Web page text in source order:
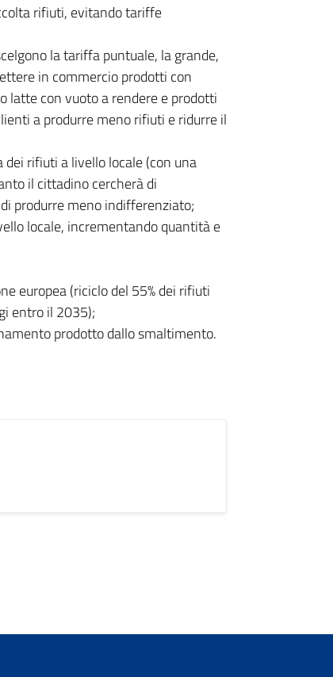
rifiuti, evitando tariffe
la tariffa puntuale, la grande,
in commercio prodotti con
latte con vuoto a rendere e prodotti
a produrre meno rifiuti e ridurre il
rifiuti a livello locale (con una
il cittadino cercherà di
produrre meno indifferenziato;
locale, incrementando quantità e
europea (riciclo del 55% dei rifiuti
entro il 2035);
prodotto dallo smaltimento.